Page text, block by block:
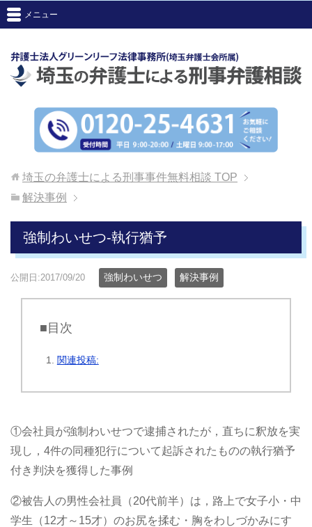
メニュー
埼玉の弁護士による刑事事件無料相談 TOP
解決事例
強制わいせつ-執行猶予
公開日:2017/09/20 強制わいせつ 解決事例
■目次
関連投稿:
①会社員が強制わいせつで逮捕されたが，直ちに釈放を実
現し，4件の同種犯行について起訴されたものの執行猶予
付き判決を獲得した事例
②被告人の男性会社員（20代前半）は，路上で女子小・中
学生（12才～15才）のお尻を揉む・胸をわしづかみにす